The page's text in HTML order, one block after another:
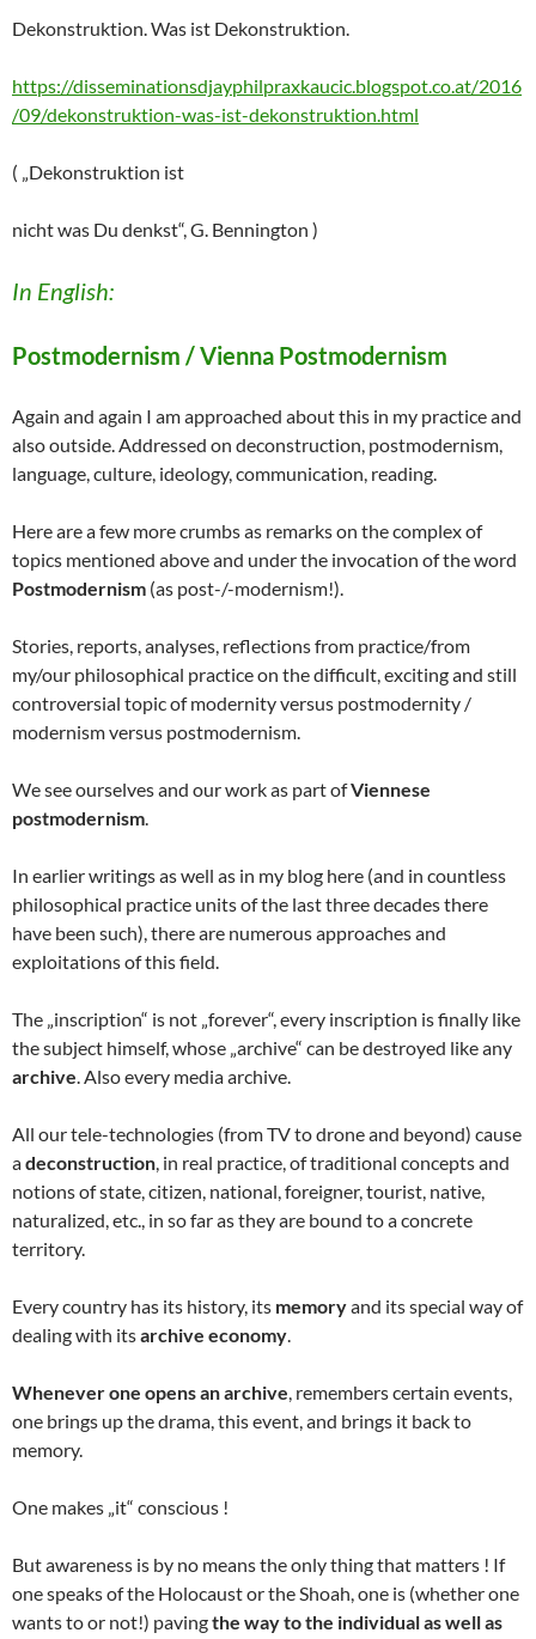
Dekonstruktion. Was ist Dekonstruktion.
https://disseminationsdjayphilpraxkaucic.blogspot.co.at/2016
/09/dekonstruktion-was-ist-dekonstruktion.html
( „Dekonstruktion ist
nicht was Du denkst“, G. Bennington )
In English:
Postmodernism / Vienna Postmodernism
Again and again I am approached about this in my practice and
also outside. Addressed on deconstruction, postmodernism,
language, culture, ideology, communication, reading.
Here are a few more crumbs as remarks on the complex of
topics mentioned above and under the invocation of the word
Postmodernism (as post-/-modernism!).
Stories, reports, analyses, reflections from practice/from
my/our philosophical practice on the difficult, exciting and still
controversial topic of modernity versus postmodernity /
modernism versus postmodernism.
We see ourselves and our work as part ofViennese
postmodernism.
In earlier writings as well as in my blog here (and in countless
philosophical practice units of the last three decades there
have been such), there are numerous approaches and
exploitations of this field.
The „inscription“ is not „forever“, every inscription is finally like
the subject himself, whose „archive“ can be destroyed like any
archive. Also every media archive.
All our tele-technologies (from TV to drone and beyond) cause
adeconstruction, in real practice, of traditional concepts and
notions of state, citizen, national, foreigner, tourist, native,
naturalized, etc., in so far as they are bound to a concrete
territory.
Every country has its history, its memoryand its special way of
dealing with itsarchive economy.
Whenever one opens an archive, remembers certain events,
one brings up the drama, this event, and brings it back to
memory.
One makes „it“ conscious !
But awareness is by no means the only thing that matters ! If
one speaks of the Holocaust or the Shoah, one is (whether one
wants to or not!) pavingthe way to the individual as well as